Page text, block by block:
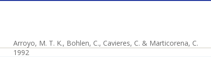
Arroyo, M. T. K., Bohlen, C., Cavieres, C. & Marticorena, C.
1992